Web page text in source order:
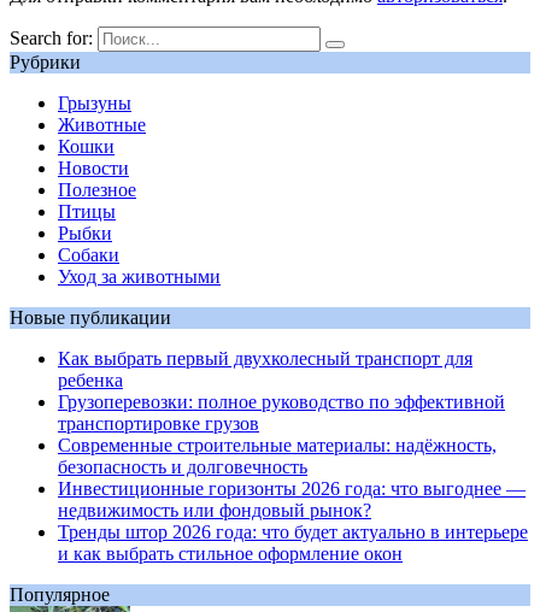
Search for:
Рубрики
Грызуны
Животные
Кошки
Новости
Полезное
Птицы
Рыбки
Собаки
Уход за животными
Новые публикации
Как выбрать первый двухколесный транспорт для
ребенка
Грузоперевозки: полное руководство по эффективной
транспортировке грузов
Современные строительные материалы: надёжность,
безопасность и долговечность
Инвестиционные горизонты 2026 года: что выгоднее —
недвижимость или фондовый рынок?
Тренды штор 2026 года: что будет актуально в интерьере
и как выбрать стильное оформление окон
Популярное